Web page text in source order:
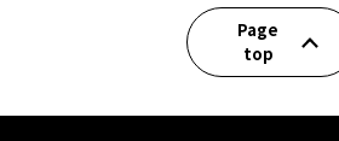
Page
top